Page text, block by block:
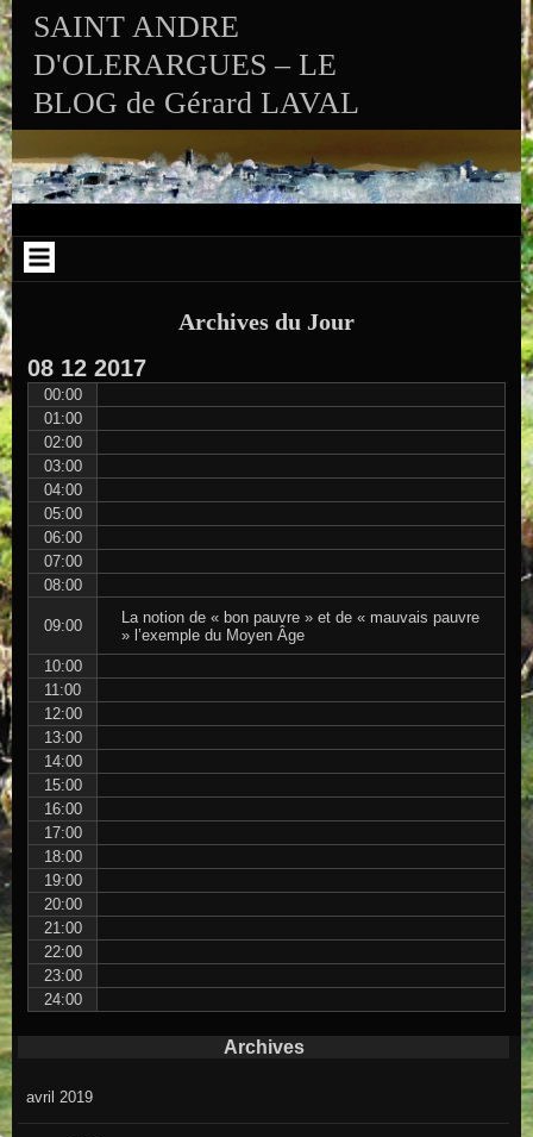
Skip to VISITS_COUNTER_WIDGET
SAINT ANDRE
D'OLERARGUES – LE
BLOG de Gérard LAVAL
Archives du Jour
08 12 2017
00:00
01:00
02:00
03:00
04:00
05:00
06:00
07:00
08:00
09:00
La notion de « bon pauvre » et de « mauvais pauvre
» l’exemple du Moyen Âge
10:00
11:00
12:00
13:00
14:00
15:00
16:00
17:00
18:00
19:00
20:00
21:00
22:00
23:00
24:00
Archives
avril 2019